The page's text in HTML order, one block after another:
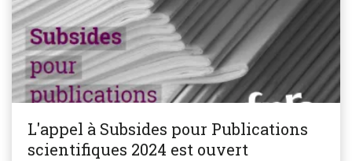
L'appel à Subsides pour Publications
scientifiques 2024 est ouvert